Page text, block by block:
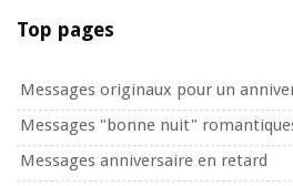
Top pages
Messages originaux pour un
Messages "bonne nuit"
Messages anniversaire en retard